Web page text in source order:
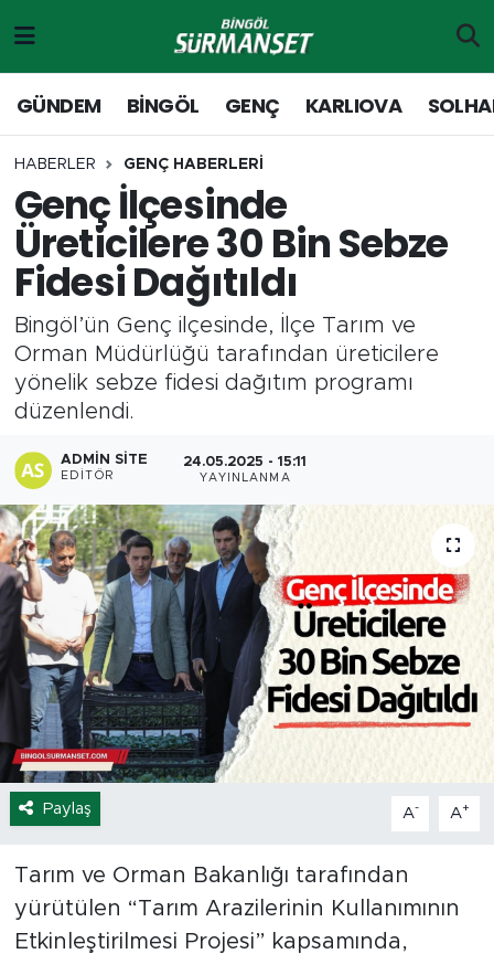
GÜNDEM BİNGÖL GENÇ KARLIOVA
HABERLER GENÇ HABERLERİ
Genç İlçesinde
Üreticilere 30 Bin Sebze
Fidesi Dağıtıldı
Bingöl’ün Genç ilçesinde, İlçe Tarım ve
Orman Müdürlüğü tarafından üreticilere
yönelik sebze fidesi dağıtım programı
düzenlendi.
ADMIN SITE
EDITÖR
24.05.2025 - 15:11
YAYINLANMA
Paylaş A- A+
Tarım ve Orman Bakanlığı tarafından
yürütülen “Tarım Arazilerinin Kullanımının
Etkinleştirilmesi Projesi” kapsamında,
Genç
Solhan
Karlıova
Yayladere-Yedisu
MD Prestij Dergisi
Siyaset
Spor
Yaşam
Sağlık
Eğitim
Ekonomi
Hava Durumu
Tavz Der
Bingöl Kaza Haberleri
Merkez Hava Durumu
Merkez Trafik Yoğunluk Haritası
Süper Lig Puan Durumu ve Fikstür
Tüm Manşetler
Son Dakika Haberleri
Haber Arşivi